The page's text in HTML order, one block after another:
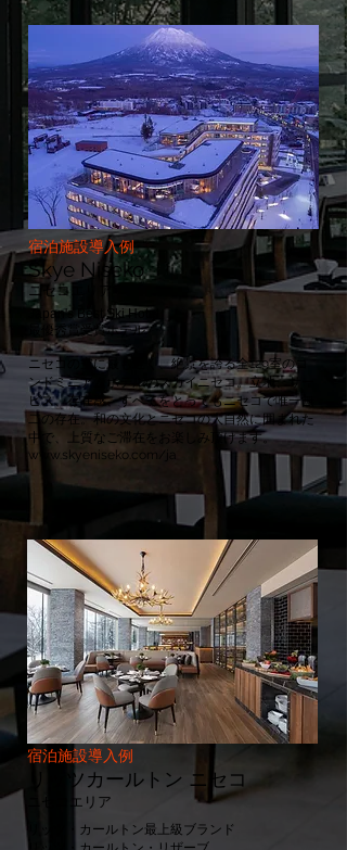
Japan's Best Ski Hotel
最優秀賞受賞ホテル
ニセコの空に最も近く、絶景を誇る全129室のコ
ンドミニアムホテルのスカイニセコ。立地、サー
ビス、存在感、すべてをとってもニセコで唯一無
二の存在。和の文化とニセコの大自然に囲まれた
中で、上質なご滞在をお楽しみ頂けます。
www.skyeniseko.com/ja
宿泊施設導入例
Skye Niseko
ニセコエリア
宿泊施設導入例
リッツカールトン ニセコ
ニセコエリア
リッツ・カールトン最上級ブランド